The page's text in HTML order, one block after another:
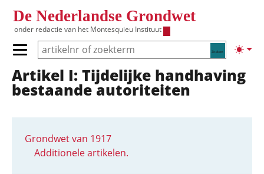
De Nederlandse Grondwet
onder redactie van het Montesquieu Instituut
Zoeken
Primair menu tonen/verbergen
Hoofdnavigatie
Artikel I: Tijdelijke handhaving
bestaande autoriteiten
Grondwet van 1917
Additionele artikelen.